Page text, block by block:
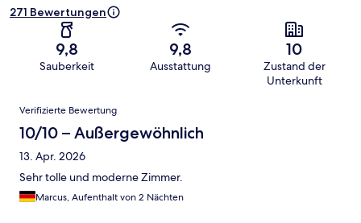
271 Bewertungen
9,8
Sauberkeit
9,8
Ausstattung
10
Zustand der
Unterkunft
Bewertungen
Verifizierte Bewertung
10/10 – Außergewöhnlich
13. Apr. 2026
Sehr tolle und moderne Zimmer.
Marcus, Aufenthalt von 2 Nächten